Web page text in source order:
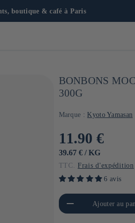
BONBONS
300G
Marque : Kyoto Yamasan
Prix
habituel
11.90 €
PRIX
39.67 € / PAR
KG
TTC. Frais d'expédition
6 avis
Réduire la quantité de Default
Title
Ajouter au